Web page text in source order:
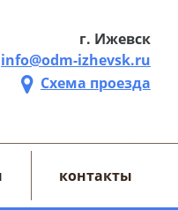
г. Ижевск
info@odm-izhevsk.ru
Схема проезда
контакты